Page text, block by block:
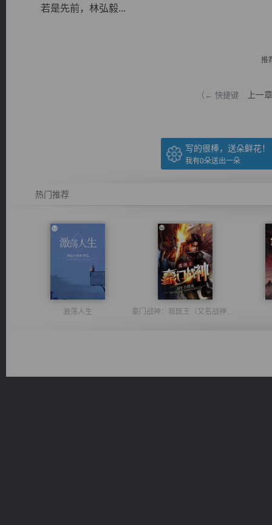
若是先前，林弘毅...
推
（← 快捷键 上一章
写的很棒，送朵鲜花！
我有0朵送出一朵
热门推荐
激荡人生 豪门战神：我既王（又名战神归来不败神婿修罗战神）